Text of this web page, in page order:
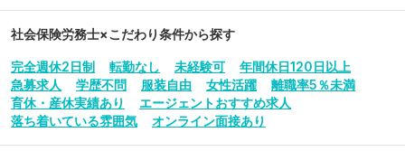
社会保険労務士×こだわり条件から探す
完全週休2日制 転勤なし 未経験可
年間休日120日以上
急募求人
学歴不問 服装自由 女性活躍
離職率5％未満
育休・産休実績あり
エージェントおすすめ求人
落ち着いている雰囲気
オンライン面接あり